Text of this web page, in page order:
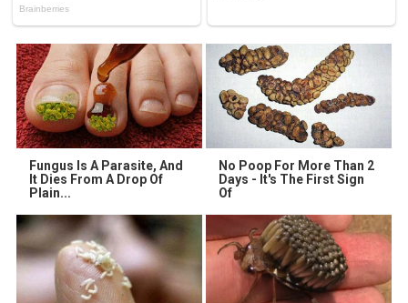
Fungus Is A Parasite, And
It Dies From A Drop Of
Plain...
No Poop For More Than 2
Days - It's The First Sign
Of